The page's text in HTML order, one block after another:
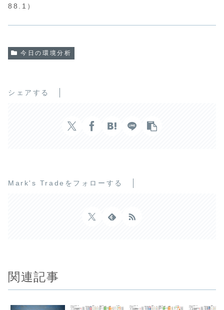
88.1）
今日の環境分析
シェアする
Mark's Tradeをフォローする
関連記事